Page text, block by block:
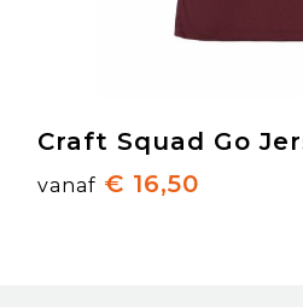
Craft Squad Go
vanaf € 16,50